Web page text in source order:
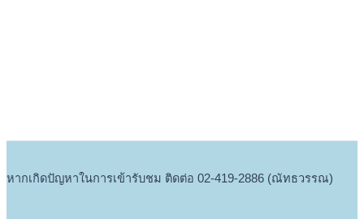
หากเกิดปัญหาในการเข้ารับชม ติดต่อ 02-419-2886 (ณัทธวรรณ)